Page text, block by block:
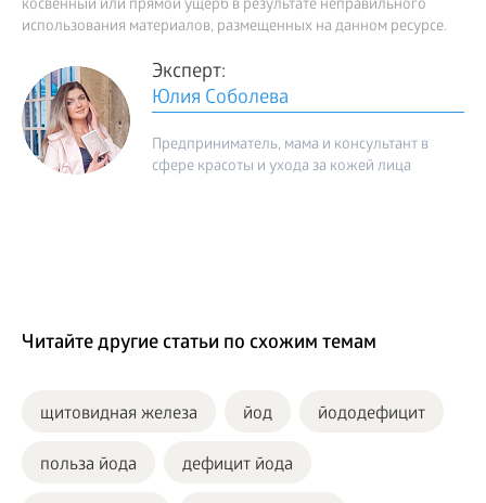
косвенный или прямой ущерб в результате неправильного
использования материалов, размещенных на данном ресурсе.
Эксперт:
Юлия Соболева
Предприниматель, мама и консультант в
сфере красоты и ухода за кожей лица
Читайте другие статьи по схожим темам
щитовидная железа йод йододефицит
польза йода дефицит йода